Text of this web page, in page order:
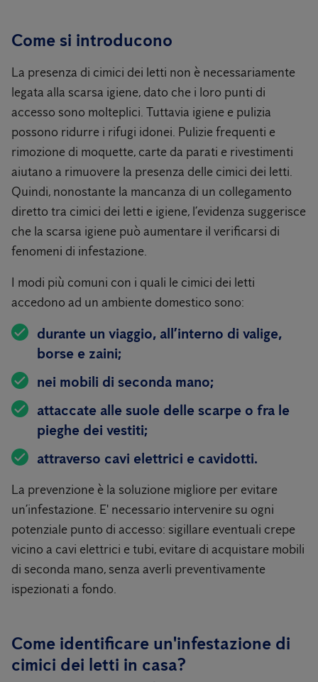
Come si introducono
La presenza di cimici dei letti non è necessariamente
legata alla scarsa igiene, dato che i loro punti di
accesso sono molteplici. Tuttavia igiene e pulizia
possono ridurre i rifugi idonei. Pulizie frequenti e
rimozione di moquette, carte da parati e rivestimenti
aiutano a rimuovere la presenza delle cimici dei letti.
Quindi, nonostante la mancanza di un collegamento
diretto tra cimici dei letti e igiene, l’evidenza suggerisce
che la scarsa igiene può aumentare il verificarsi di
fenomeni di infestazione.
I modi più comuni con i quali le cimici dei letti
accedono ad un ambiente domestico sono:
durante un viaggio, all’interno di valige,
borse e zaini;
nei mobili di seconda mano;
attaccate alle suole delle scarpe o fra le
pieghe dei vestiti;
attraverso cavi elettrici e cavidotti.
La prevenzione è la soluzione migliore per evitare
un’infestazione. E' necessario intervenire su ogni
potenziale punto di accesso: sigillare eventuali crepe
vicino a cavi elettrici e tubi, evitare di acquistare mobili
di seconda mano, senza averli preventivamente
ispezionati a fondo.
Come identificare un'infestazione di
cimici dei letti in casa?